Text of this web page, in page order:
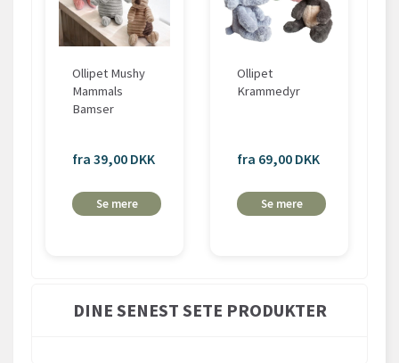
Ollipet Mushy
Mammals
Bamser
fra 39,00 DKK
Se mere
Ollipet
Krammedyr
fra 69,00 DKK
Se mere
DINE SENEST SETE PRODUKTER